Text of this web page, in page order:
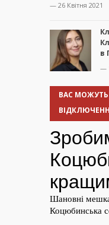
— 26 Квітня 2021
в
—
ВАС